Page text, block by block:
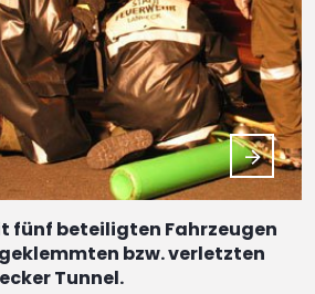
fünf beteiligten Fahrzeugen
bzw. verletzten
Tunnel.